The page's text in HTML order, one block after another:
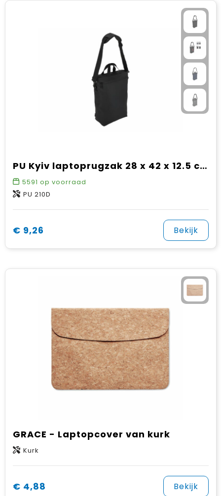
PU Kyiv laptoprugzak 28 x 42 x 12.5 cm
5591 op voorraad
PU 210D
€ 9,26 Bekijk
GRACE - Laptopcover van kurk
Kurk
€ 4,88 Bekijk